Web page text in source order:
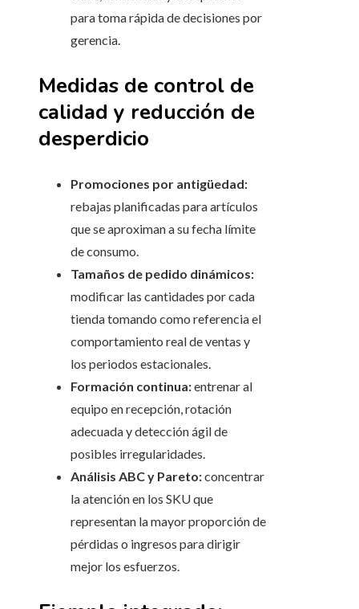
para toma rápida de decisiones por
gerencia.
Medidas de control de
calidad y reducción de
desperdicio
Promociones por antigüedad:
rebajas planificadas para artículos
que se aproximan a su fecha límite
de consumo.
Tamaños de pedido dinámicos:
modificar las cantidades por cada
tienda tomando como referencia el
comportamiento real de ventas y
los periodos estacionales.
Formación continua:entrenar al
equipo en recepción, rotación
adecuada y detección ágil de
posibles irregularidades.
Análisis ABC y Pareto:concentrar
la atención en los SKU que
representan la mayor proporción de
pérdidas o ingresos para dirigir
mejor los esfuerzos.